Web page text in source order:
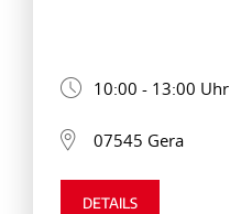
10:00 - 13:00 Uhr
07545 Gera
DETAILS